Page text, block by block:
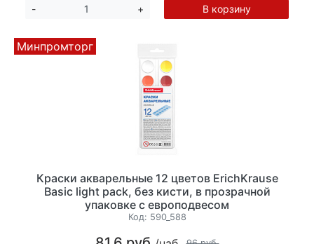
- + В корзину
Минпромторг
Краски акварельные 12 цветов ErichKrause
Basic light pack, без кисти, в прозрачной
упаковке с европодвесом
Код: 590_588